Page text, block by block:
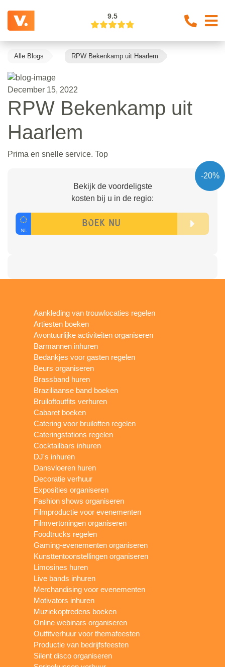
9.5
Alle Blogs RPW Bekenkamp uit Haarlem
December 15, 2022
RPW Bekenkamp uit
Haarlem
Prima en snelle service. Top
-20%
Bekijk de voordeligste
kosten bij u in de regio:
Aankleding van trouwlocaties regelen
Artiesten boeken
Avontuurlijke activiteiten organiseren
Barmannen inhuren
Bedankjes voor gasten regelen
Beurs organiseren
Brassband huren
Braziliaanse band boeken
Bruiloftoutfits verhuren
Cabaret boeken
Catering voor bruiloften regelen
Cateringstations regelen
Cocktailbars inhuren
DJ's inhuren
Dansvloeren huren
Decoratie verhuur
Exposities organiseren
Fashion shows organiseren
Filmproductie voor evenementen
Filmvertoningen organiseren
Foodtrucks regelen
Gaming-evenementen organiseren
Kunsttentoonstellingen organiseren
Limosines huren
Live bands inhuren
Merchandising voor evenementen
Motivators inhuren
Muziekoptredens boeken
Online webinars organiseren
Outfitverhuur voor themafeesten
Productie van bedrijfsfeesten
Silent disco organiseren